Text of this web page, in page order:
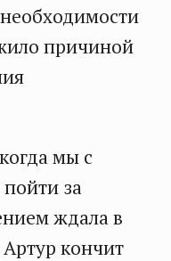
причиной
мы с
за
ждала в
кончит